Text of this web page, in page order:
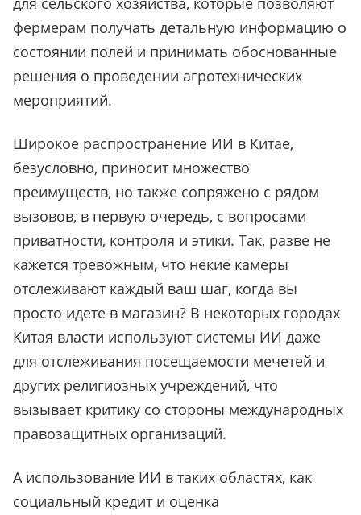
фермерам получать детальную информацию о
состоянии полей и принимать обоснованные
решения о проведении агротехнических
мероприятий.
Широкое распространение ИИ в Китае,
безусловно, приносит множество
преимуществ, но также сопряжено с рядом
вызовов, в первую очередь, с вопросами
приватности, контроля и этики. Так, разве не
кажется тревожным, что некие камеры
отслеживают каждый ваш шаг, когда вы
просто идете в магазин? В некоторых городах
Китая власти используют системы ИИ даже
для отслеживания посещаемости мечетей и
других религиозных учреждений, что
вызывает критику со стороны международных
правозащитных организаций.
А использование ИИ в таких областях, как
социальный кредит и оценка